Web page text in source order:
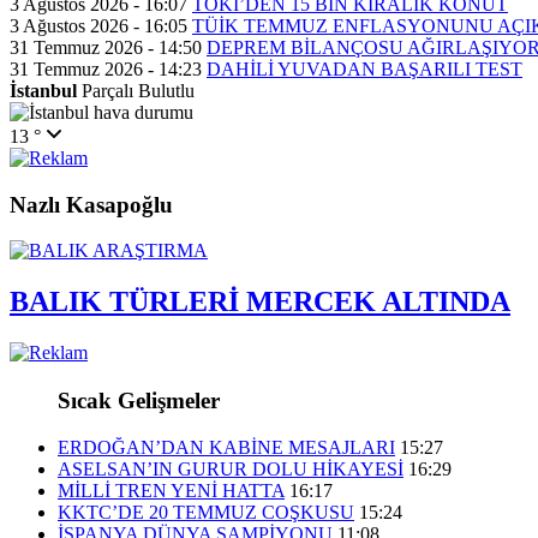
3 Ağustos 2026 - 16:07
TOKİ’DEN 15 BİN KİRALIK KONUT
3 Ağustos 2026 - 16:05 TÜİK TEMMUZ ENFLASYONUNU
31 Temmuz 2026 - 14:50 DEPREM BİLANÇOSU AĞIRLAŞIYOR
31 Temmuz 2026 - 14:23 DAHİLİ YUVADAN BAŞARILI TEST
İstanbul Parçalı Bulutlu
13 °
Nazlı Kasapoğlu
BALIK TÜRLERİ MERCEK ALTINDA
Sıcak Gelişmeler
ERDOĞAN’DAN KABİNE MESAJLARI 15:27
ASELSAN’IN GURUR DOLU HİKAYESİ 16:29
MİLLİ TREN YENİ HATTA 16:17
KKTC’DE 20 TEMMUZ COŞKUSU 15:24
İSPANYA DÜNYA ŞAMPİYONU 11:08